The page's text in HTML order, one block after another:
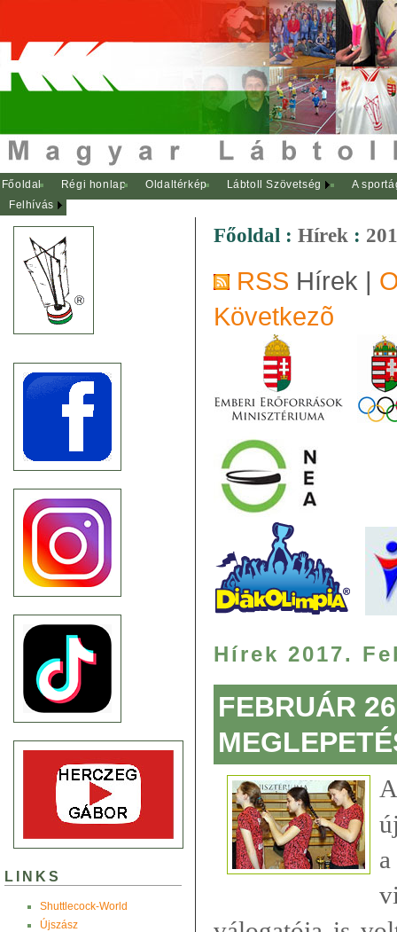
Főoldal Régi honlap Oldaltérkép Lábtoll Szövetség
A
Felhívás
LINKS
Shuttlecock-World
Újszász
Főoldal : Hírek :
RSS Hírek |
Következõ
Hírek 2017.
FEBRUÁR